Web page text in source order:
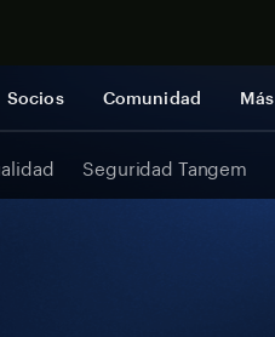
Socios Comunidad Más
Seguridad Tangem